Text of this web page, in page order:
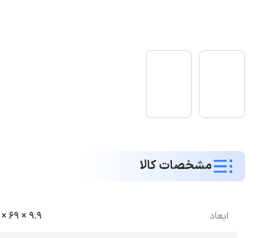
مشخصات کالا
ابعاد 9.9 × 69 × 125 میلی‌متر میلی‌متر